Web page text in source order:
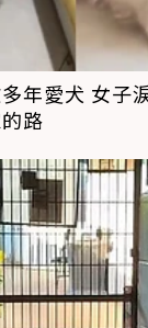
年愛犬 女子
路